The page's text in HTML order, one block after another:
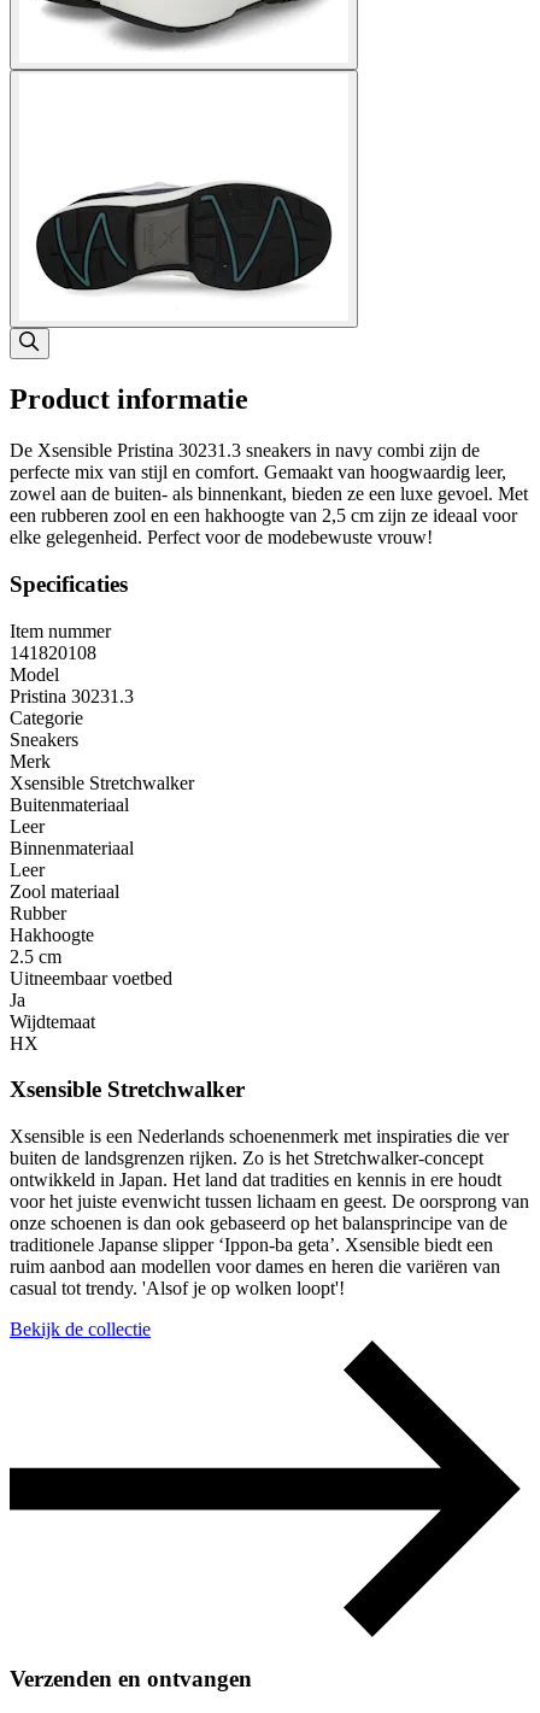
Product informatie
De Xsensible Pristina 30231.3 sneakers in navy combi zijn de
perfecte mix van stijl en comfort. Gemaakt van hoogwaardig leer,
zowel aan de buiten- als binnenkant, bieden ze een luxe gevoel. Met
een rubberen zool en een hakhoogte van 2,5 cm zijn ze ideaal voor
elke gelegenheid. Perfect voor de modebewuste vrouw!
Specificaties
Item nummer
141820108
Model
Pristina 30231.3
Categorie
Sneakers
Merk
Xsensible Stretchwalker
Buitenmateriaal
Leer
Binnenmateriaal
Leer
Zool materiaal
Rubber
Hakhoogte
2.5 cm
Uitneembaar voetbed
Ja
Wijdtemaat
HX
Xsensible Stretchwalker
Xsensible is een Nederlands schoenenmerk met inspiraties die ver
buiten de landsgrenzen rijken. Zo is het Stretchwalker-concept
ontwikkeld in Japan. Het land dat tradities en kennis in ere houdt
voor het juiste evenwicht tussen lichaam en geest. De oorsprong van
onze schoenen is dan ook gebaseerd op het balansprincipe van de
traditionele Japanse slipper ‘Ippon-ba geta’. Xsensible biedt een
ruim aanbod aan modellen voor dames en heren die variëren van
casual tot trendy. 'Alsof je op wolken loopt'!
Bekijk de collectie
Verzenden en ontvangen